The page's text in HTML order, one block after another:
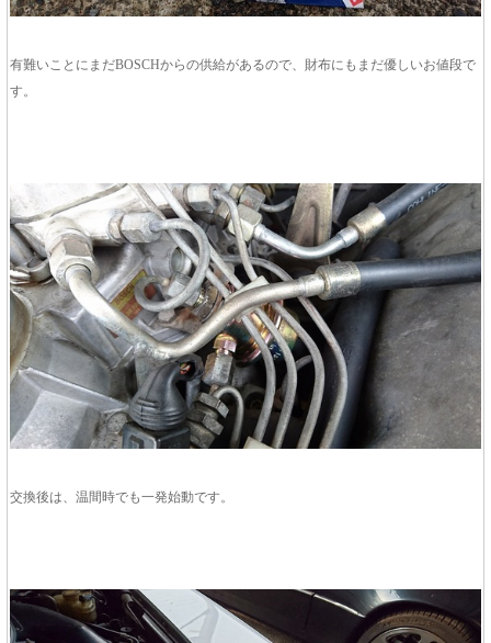
有難いことにまだBOSCHからの供給があるので、財布にもまだ優しいお値段で
す。
交換後は、温間時でも一発始動です。